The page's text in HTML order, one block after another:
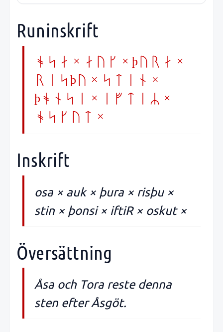
Runinskrift
osa × auk × þura ×
risþu × stin ×
þonsi × iftiR ×
oskut ×
Inskrift
osa × auk × þura × risþu ×
stin × þonsi × iftiR × oskut ×
Översättning
Åsa och Tora reste denna
sten efter Åsgöt.